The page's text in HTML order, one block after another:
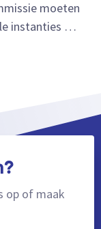
moeten
instanties …
op of maak